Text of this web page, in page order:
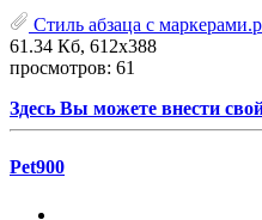
Стиль абзаца с
61.34 Кб, 612x388
просмотров: 61
Здесь Вы можете внести
Pet900